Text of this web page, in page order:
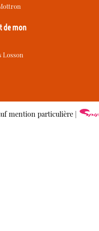
de mon
Losson
mention particulière |